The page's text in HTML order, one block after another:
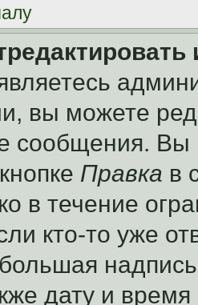
вы можете
сообщения. Вы
Правка в
в течение
кто-то уже
дату и